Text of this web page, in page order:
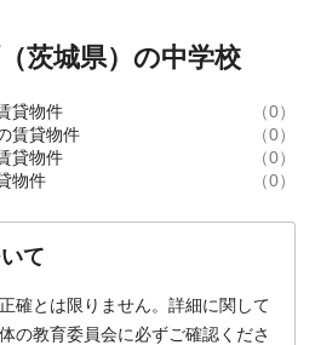
茨城県）の中学校
貸物件
（0）
賃貸物件
（0）
貸物件
（0）
物件
（0）
て
確とは限りません。詳細に関して
の教育委員会に必ずご確認くださ